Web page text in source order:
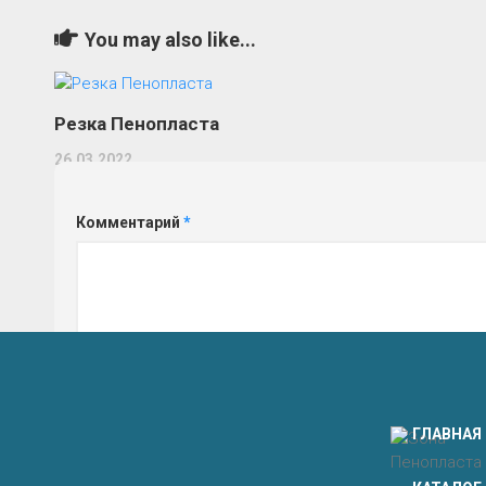
You may also like...
Резка Пенопласта
26.03.2022
Комментарий *
ГЛАВНАЯ